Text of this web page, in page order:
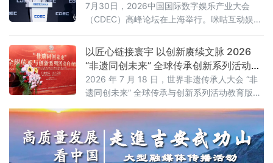
7月30日，2026中国国际数字娱乐产业大会
（CDEC）高峰论坛在上海举行。咪咕互动娱乐
席论坛并发表题为《深化内容科技融合创新 共
建游戏产业价值高地》的主旨演讲，分享了咪
咕互娱在游戏领域的战略布局与实践思考。
以匠心链接寰宇 以创新赓续文脉 2026
“非遗同创未来” 全球传承创新系列活动在
京启动
2026 年 7 月 18 日，世界非遗传承人大会 “非
遗同创未来” 全球传承与创新系列活动教育版块
以 “万象寰宇・匠心文脉” 为主题，正式发布教
育板块整体战略规划。